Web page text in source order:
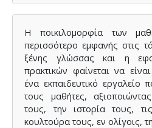
À cette fin, nous avons
qualitative pour recueillir et
d'entretiens effectués
français. Selon les
artistiques auxquelles ils ont
sur un projet cognitif et
projet appropriatif qui
chaque apprenant.
Η ποικιλομορφία των
περισσότερο εμφανής στις
ξένης γλώσσας και η
πρακτικών φαίνεται να
ένα εκπαιδευτικό εργαλείο
τους μαθήτες,
τους, την ιστορία τους,
κουλτούρα τους, εν ολίγοις,